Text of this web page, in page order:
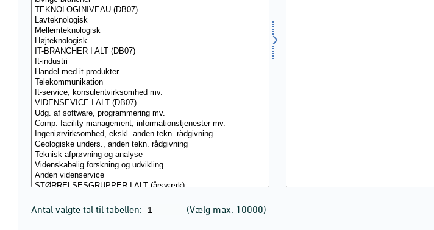
Antal valgte tal til tabellen: (Vælg max. 10000)